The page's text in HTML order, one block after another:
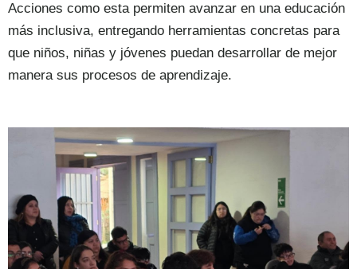
Acciones como esta permiten avanzar en una educación
más inclusiva, entregando herramientas concretas para
que niños, niñas y jóvenes puedan desarrollar de mejor
manera sus procesos de aprendizaje.